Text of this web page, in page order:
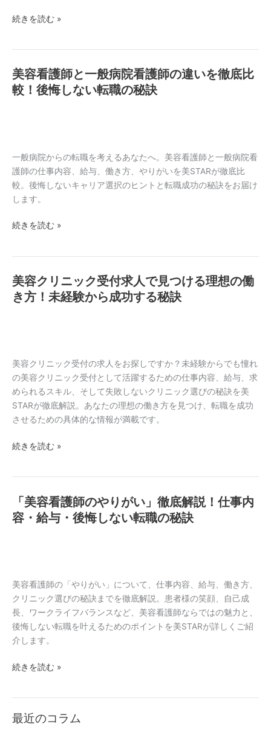
内
給
選
び
受
で
か
る
と
未
経
験
職
全
訣
続きを読む »
美容看護師と一般病院看護師の違いを徹底比
較！後悔しない転職の秘訣
一般病院からの転職を考えるあなたへ。美容看護師と一般病院看
護師の仕事内容、給与、働き方、やりがいを美STARが徹底比
較。後悔しないキャリア選択のヒントと転職成功の秘訣をお届け
します。
美
容
一
般
病
院
護
の
い
を
後
悔
し
な
い
職
秘
続きを読む »
美容クリニック受付求人で見つける理想の働
き方！未経験から成功する秘訣
美容クリニック受付の求人をお探しですか？未経験からでも憧れ
の美容クリニック受付として活躍するための仕事内容、給与、求
められるスキル、そして失敗しないクリニック選びの秘訣を美
STARが徹底解説。あなたの理想の働き方を見つけ、転職を成功
させるための具体的な情報が満載です。
美
容
ク
受
付
求
人
見
け
理
想
未
経
験
か
ら
功
る
秘
訣
続きを読む »
「美容看護師のやりがい」徹底解説！仕事内
容・給与・後悔しない転職の秘訣
美容看護師の「やりがい」について、仕事内容、給与、働き方、
クリニック選びの秘訣までを徹底解説。患者様の笑顔、自己成
長、ワークライフバランスなど、美容看護師ならではの魅力と、
後悔しない転職を叶えるためのポイントを美STARが詳しくご紹
介します。
「美
容
や
り
が
い」
徹
解
仕
内
続きを読む »
最近のコラム